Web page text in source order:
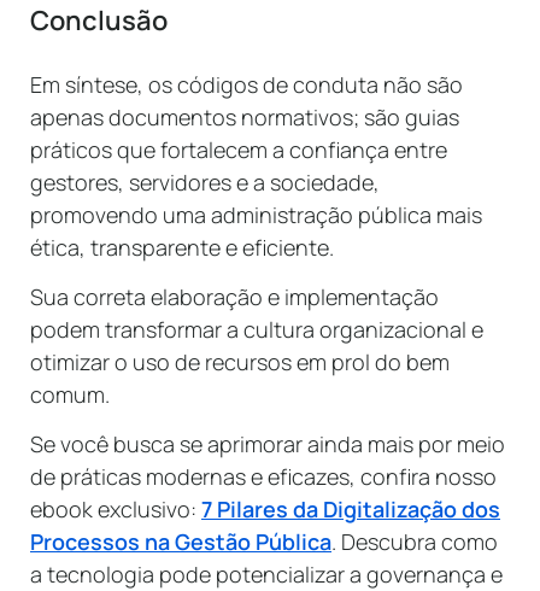
Conclusão
Em síntese, os códigos de conduta não são
apenas documentos normativos; são guias
práticos que fortalecem a confiança entre
gestores, servidores e a sociedade,
promovendo uma administração pública mais
ética, transparente e eficiente.
Sua correta elaboração e implementação
podem transformar a cultura organizacional e
otimizar o uso de recursos em prol do bem
comum.
Se você busca se aprimorar ainda mais por meio
de práticas modernas e eficazes, confira nosso
ebook exclusivo: 7 Pilares da Digitalização dos
Processos na Gestão Pública. Descubra como
a tecnologia pode potencializar a governança e